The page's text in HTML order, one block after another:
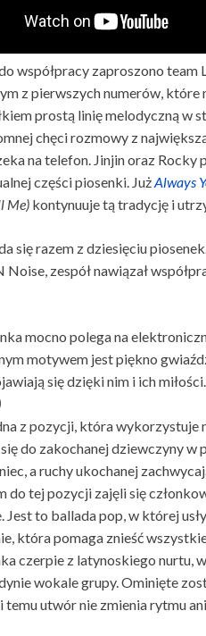
współpracy zaproszono team
z pierwszych numerów, które
prostą linię melodyczną w
chęci rozmowy z
na telefon. Jinjin oraz Rocky
części piosenki. JużAlways
Me) kontynuuje tą tradycję i
się razem z dziesięciu
zespół nawiązał
mocno polega na
motywem jest piękno
się dzięki nim i ich miłości.
z pozycji, która wykorzystuje
do zakochanej dziewczyny
a ruchy ukochanej
do tej pozycji zajęli się
Jest to ballada pop, w której
która pomaga znieść
czerpie z latynoskiego nurtu,
wokale grupy. Ominięte
temu utwór nie zmienia rytmu